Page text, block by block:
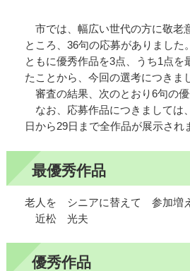
市では、幅広い世代の方に敬老
ところ、36句の応募がありまし
ともに優秀作品を3点、うち1点
たことから、今回の選考につきま
審査の結果、次のとおり6句の優
なお、応募作品につきましては
日から29日まで全作品が展示され
最優秀作品
老人を シニアに替えて 参加増え
近松 光夫
優秀作品